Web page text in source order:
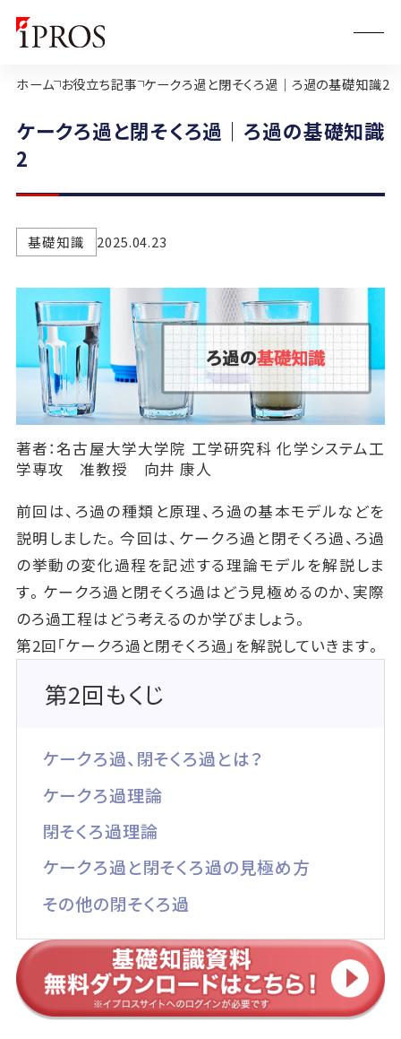
ホーム お役立ち記事 ケークろ過と閉そくろ過｜ろ過の基礎知識2
ケークろ過と閉そくろ過｜ろ過の基礎知識
2
基礎知識 2025.04.23
著者：名古屋大学大学院 工学研究科 化学システム工
学専攻 准教授 向井 康人
前回は、ろ過の種類と原理、ろ過の基本モデルなどを
説明しました。今回は、ケークろ過と閉そくろ過、ろ過
の挙動の変化過程を記述する理論モデルを解説しま
す。ケークろ過と閉そくろ過はどう見極めるのか、実際
のろ過工程はどう考えるのか学びましょう。
第2回「ケークろ過と閉そくろ過」を解説していきます。
第2回もくじ
ケークろ過、閉そくろ過とは？
ケークろ過理論
閉そくろ過理論
ケークろ過と閉そくろ過の見極め方
その他の閉そくろ過